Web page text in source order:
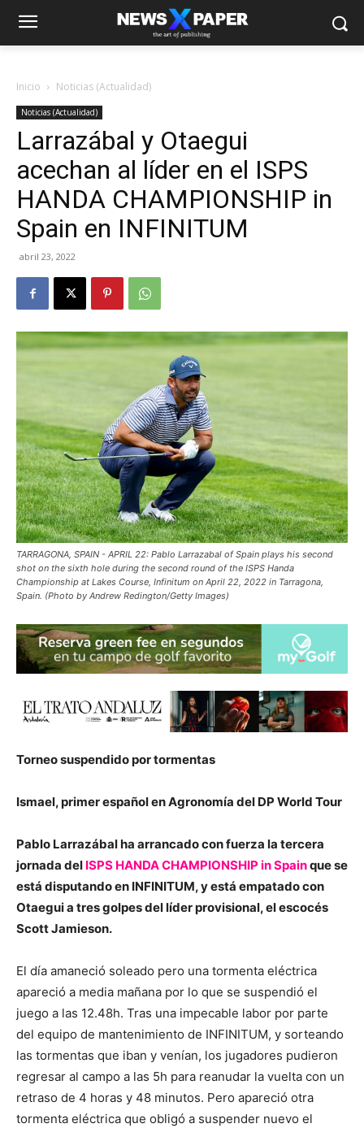
Inicio Noticias (Actualidad)
Noticias (Actualidad)
Larrazábal y Otaegui
acechan al líder en el ISPS
HANDA CHAMPIONSHIP in
Spain en INFINITUM
abril 23, 2022
TARRAGONA, SPAIN - APRIL 22: Pablo Larrazabal of Spain plays his second
shot on the sixth hole during the second round of the ISPS Handa
Championship at Lakes Course, Infinitum on April 22, 2022 in Tarragona,
Spain. (Photo by Andrew Redington/Getty Images)
Torneo suspendido por tormentas
Ismael, primer español en Agronomía del DP World Tour
Pablo Larrazábal ha arrancado con fuerza la tercera
jornada del ISPS HANDA CHAMPIONSHIP in Spainque se
está disputando en INFINITUM, y está empatado con
Otaegui a tres golpes del líder provisional, el escocés
Scott Jamieson.
El día amaneció soleado pero una tormenta eléctrica
apareció a media mañana por lo que se suspendió el
juego a las 12.48h. Tras una impecable labor por parte
del equipo de mantenimiento de INFINITUM, y sorteando
las tormentas que iban y venían, los jugadores pudieron
regresar al campo a las 5h para reanudar la vuelta con un
retraso de 4 horas y 48 minutos. Pero apareció otra
tormenta eléctrica que obligó a suspender nuevo el